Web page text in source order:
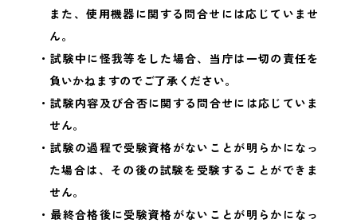
また、使用機器に関する問合せには応じていませ
ん。
・試験中に怪我等をした場合、当庁は一切の責任を
負いかねますのでご了承ください。
・試験内容及び合否に関する問合せには応じていま
せん。
・試験の過程で受験資格がないことが明らかになっ
た場合は、その後の試験を受験することができま
せん。
・最終合格後に受験資格がないことが明らかになっ